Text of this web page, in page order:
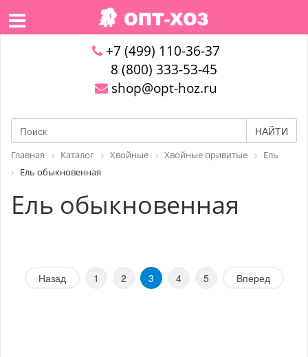
+7 (499) 110-36-37
8 (800) 333-53-45
shop@opt-hoz.ru
НАЙТИ
Главная Каталог Хвойные Хвойные привитые
Ель
Ель обыкновенная
Ель обыкновенная
Назад 1 2 3 4 5 Вперед